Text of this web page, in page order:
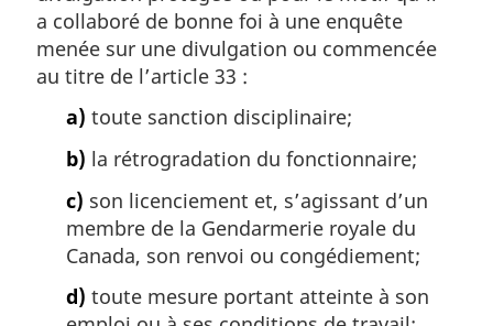
a collaboré de bonne foi à une enquête
menée sur une divulgation ou commencée
au titre de l’article 33 :
a) toute sanction disciplinaire;
b) la rétrogradation du fonctionnaire;
c) son licenciement et, s’agissant d’un
membre de la Gendarmerie royale du
Canada, son renvoi ou congédiement;
d) toute mesure portant atteinte à son